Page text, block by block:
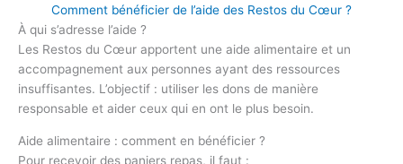
Comment bénéficier de l’aide des Restos du Cœur ?
À qui s’adresse l’aide ?
Les Restos du Cœur apportent une aide alimentaire et un
accompagnement aux personnes ayant des ressources
insuffisantes. L’objectif : utiliser les dons de manière
responsable et aider ceux qui en ont le plus besoin.
Aide alimentaire : comment en bénéficier ?
Pour recevoir des paniers repas, il faut :